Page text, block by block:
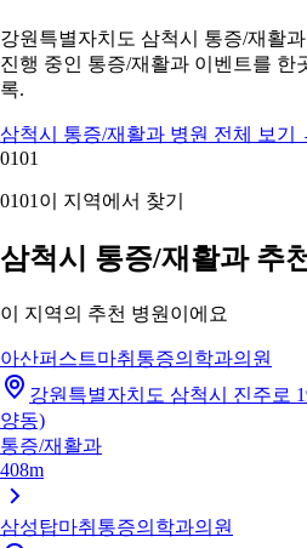
강원특별자치도 삼척시 통증/재활
진행 중인 통증/재활과 이벤트를 한
록.
삼척시 통증/재활과 병원 전체 보기
0101
0101 이 지역에서 찾기
삼척시 통증/재활과 추
이 지역의 추천 병원이에요
아산퍼스트마취통증의학과의원
강원특별자치도 삼척시 진주로
양동)
통증/재활과
408m
삼성탑마취통증의학과의원